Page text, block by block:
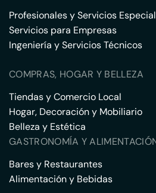
Profesionales y Servicios
Servicios para Empresas
Ingeniería y Servicios Técnicos
COMPRAS, HOGAR Y BELLEZA
Tiendas y Comercio Local
Hogar, Decoración y Mobiliario
Belleza y Estética
GASTRONOMÍA Y
Bares y Restaurantes
Alimentación y Bebidas